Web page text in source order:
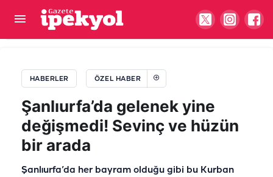
HABERLER ÖZEL HABER
Şanlıurfa’da gelenek yine
değişmedi! Sevinç ve hüzün
bir arada
Şanlıurfa’da her bayram olduğu gibi bu Kurban
Şanlıurfa’da gecekondular yıkıldı, altından 'ölüler